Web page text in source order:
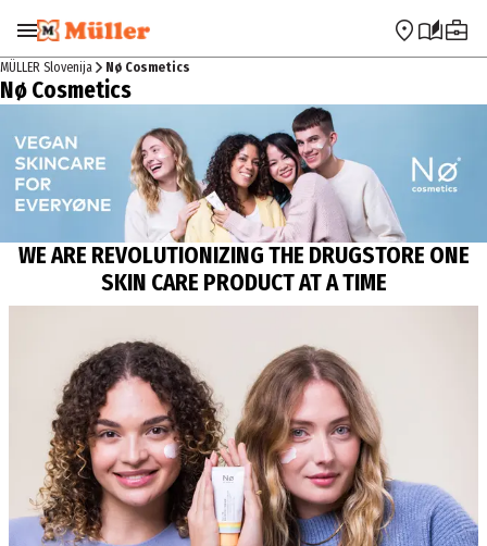
Preskoči na navigacijo Preskoči na glavno vsebino
MÜLLER Slovenija Nø Cosmetics
Nø Cosmetics
WE ARE REVOLUTIONIZING THE DRUGSTORE ONE
SKIN CARE PRODUCT AT A TIME